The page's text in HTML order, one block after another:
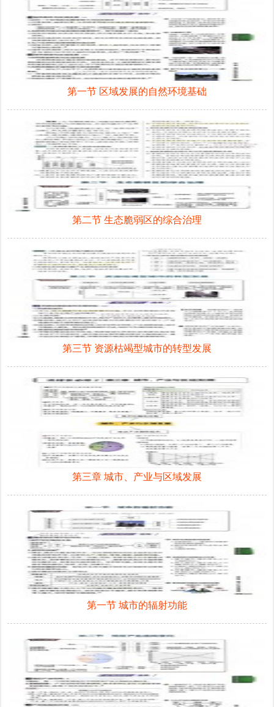
第一节 区域发展的自然环境基础
第二节 生态脆弱区的综合治理
第三节 资源枯竭型城市的转型发展
第三章 城市、产业与区域发展
第一节 城市的辐射功能